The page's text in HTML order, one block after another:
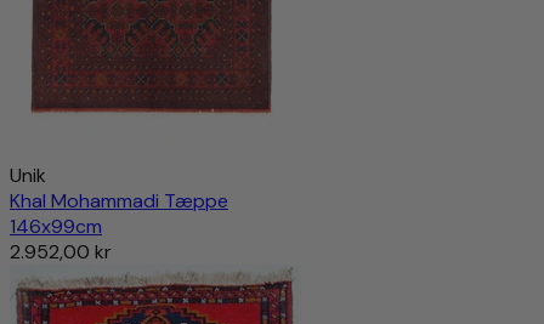
Unik
Khal Mohammadi Tæppe
146x99cm
2.952,00 kr